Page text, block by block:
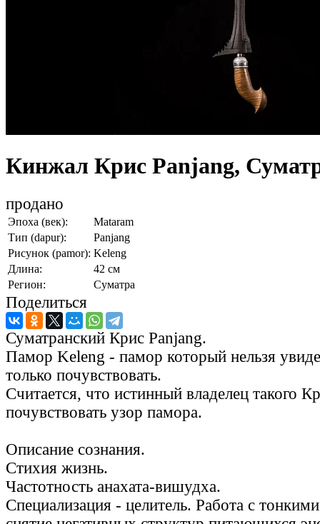
Кинжал Крис Panjang,
продано
Эпоха (век):
Mataram
Тип (dapur):
Panjang
Рисунок (pamor): Keleng
Длина:
42 см
Регион:
Суматра
Поделиться
Суматранский Крис Panjang.
Памор Keleng - памор который нельзя
только почувствовать.
Считается, что истинный владелец такого
почувствовать узор памора.
Описание сознания.
Стихия жизнь.
Частотность анахата-вишудха.
Специализация - целитель. Работа с